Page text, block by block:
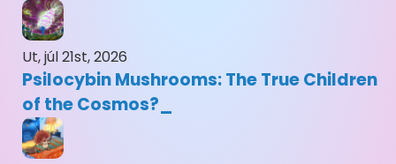
Ut, júl 21st, 2026
Psilocybin Mushrooms: The True Children
of the Cosmos?